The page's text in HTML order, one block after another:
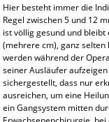
Hier besteht immer die
Regel zwischen 5 und 12
ist völlig gesund und
(mehrere cm), ganz selten
werden während der
seiner Ausläufer
sichergestellt, dass nur
ausreichen, um eine
ein Gangsystem mitten